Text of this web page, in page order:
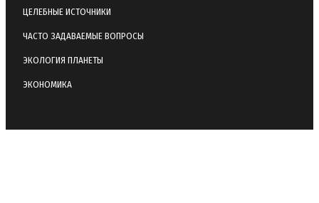
ЦЕЛЕБНЫЕ ИСТОЧНИКИ
ЧАСТО ЗАДАВАЕМЫЕ ВОПРОСЫ
ЭКОЛОГИЯ ПЛАНЕТЫ
ЭКОНОМИКА